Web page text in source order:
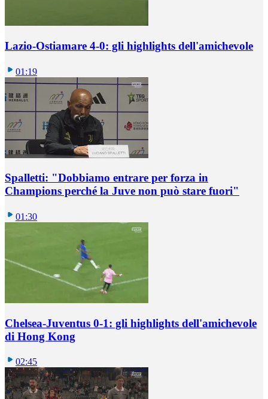
Lazio-Ostiamare 4-0: gli highlights dell'amichevole
01:19
Spalletti: "Dobbiamo entrare per forza in
Champions perché la Juve non può stare fuori"
01:30
Chelsea-Juventus 0-1: gli highlights dell'amichevole
di Hong Kong
02:45